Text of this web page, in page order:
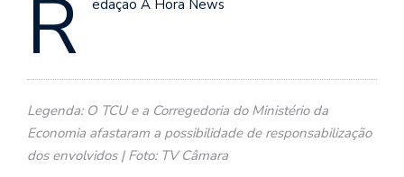
R edação A Hora News
Legenda: O TCU e a Corregedoria do Ministério da
Economia afastaram a possibilidade de responsabilização
dos envolvidos | Foto: TV Câmara